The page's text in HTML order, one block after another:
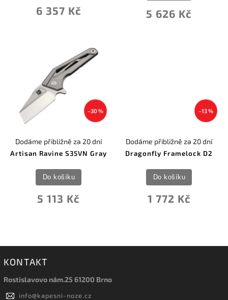
6 357 Kč 5 626 Kč
–30 %
Artisan Ravine S35VN Gray
Dodáme přibližně za 20 dní
5 113 Kč
Do košíku
–13 %
Dragonfly Framelock D2
Dodáme přibližně za 20 dní
1 772 Kč
Do košíku
KONTAKT
Rostislavovo nám.25 61200 Brno
info@kapesni-noze.cz